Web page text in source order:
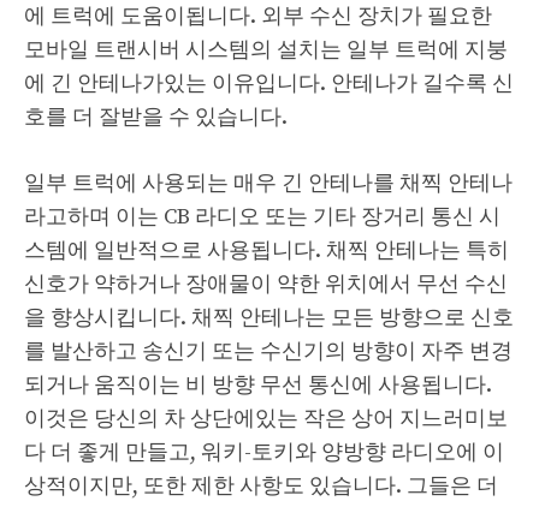
에 트럭에 도움이됩니다. 외부 수신 장치가 필요한
모바일 트랜시버 시스템의 설치는 일부 트럭에 지붕
에 긴 안테나가있는 이유입니다. 안테나가 길수록 신
호를 더 잘받을 수 있습니다.
일부 트럭에 사용되는 매우 긴 안테나를 채찍 안테나
라고하며 이는 CB 라디오 또는 기타 장거리 통신 시
스템에 일반적으로 사용됩니다. 채찍 안테나는 특히
신호가 약하거나 장애물이 약한 위치에서 무선 수신
을 향상시킵니다. 채찍 안테나는 모든 방향으로 신호
를 발산하고 송신기 또는 수신기의 방향이 자주 변경
되거나 움직이는 비 방향 무선 통신에 사용됩니다.
이것은 당신의 차 상단에있는 작은 상어 지느러미보
다 더 좋게 만들고, 워키-토키와 양방향 라디오에 이
상적이지만, 또한 제한 사항도 있습니다. 그들은 더